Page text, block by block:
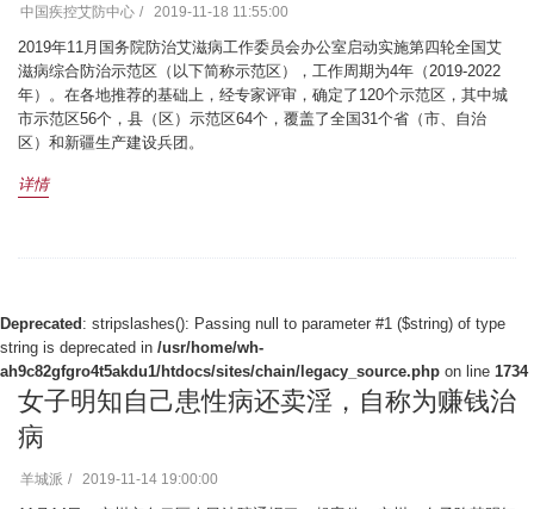
中国疾控艾防中心 2019-11-18 11:55:00
2019年11月国务院防治艾滋病工作委员会办公室启动实施第四轮全国艾
滋病综合防治示范区（以下简称示范区），工作周期为4年（2019-2022
年）。在各地推荐的基础上，经专家评审，确定了120个示范区，其中城
市示范区56个，县（区）示范区64个，覆盖了全国31个省（市、自治
区）和新疆生产建设兵团。
详情
Deprecated : stripslashes(): Passing null to parameter #1 ($string) of type
string is deprecated in /usr/home/wh-
ah9c82gfgro4t5akdu1/htdocs/sites/chain/legacy_source.php on line 1734
女子明知自己患性病还卖淫，自称为赚钱治
病
羊城派 2019-11-14 19:00:00